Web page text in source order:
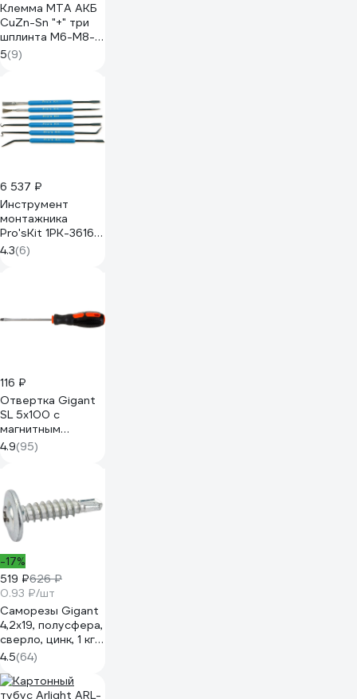
Клемма MTA АКБ
CuZn-Sn "+" три
шплинта М6-М8-
М6 1507700
5(9)
6 537 ₽
Инструмент
монтажника
Pro'sKit 1PK-3616
00155555
4.3(6)
116 ₽
Отвертка Gigant
SL 5x100 с
магнитным
наконечником GS
SL5100
4.9(95)
-17%
519 ₽626 ₽
0.93 ₽/шт
Саморезы Gigant
4,2x19, полусфера,
сверло, цинк, 1 кг
(примерно 557
шт) 123575
4.5(64)